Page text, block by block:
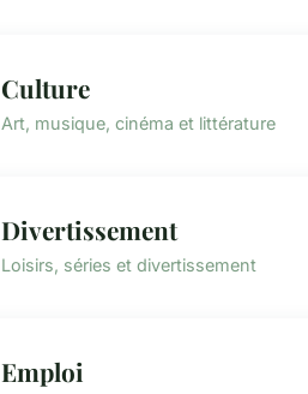
Culture
Art, musique, cinéma et littérature
Divertissement
Loisirs, séries et divertissement
Emploi